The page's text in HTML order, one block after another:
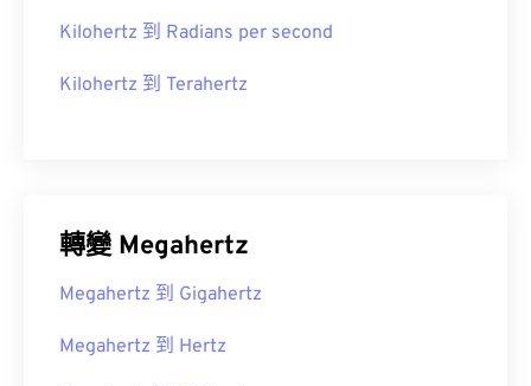
Kilohertz 到 Radians per second
Kilohertz 到 Terahertz
轉變 Megahertz
Megahertz 到 Gigahertz
Megahertz 到 Hertz